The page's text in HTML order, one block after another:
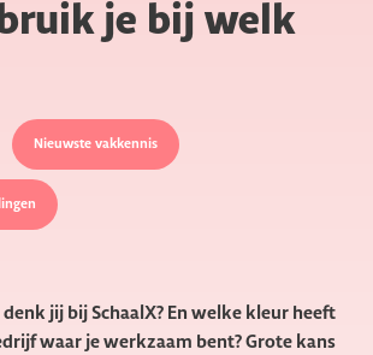
je bij welk
Nieuwste vakkennis
jij bij SchaalX? En welke kleur heeft
waar je werkzaam bent? Grote kans